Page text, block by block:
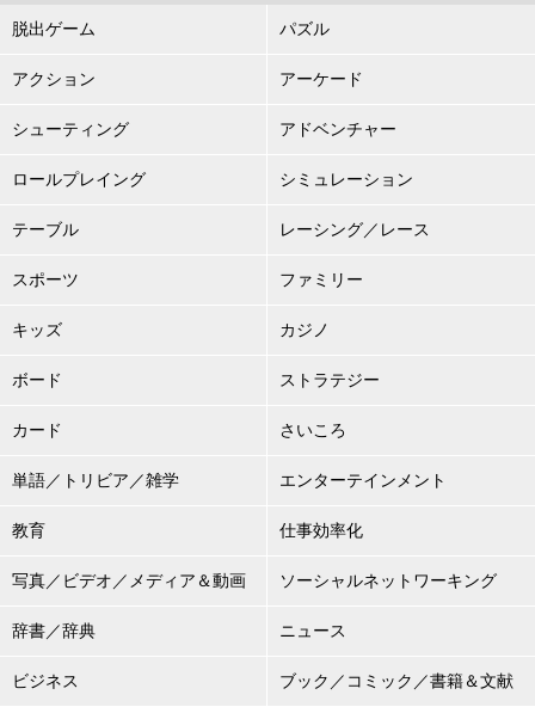
脱出ゲーム パズル
アクション アーケード
シューティング アドベンチャー
ロールプレイング シミュレーション
テーブル レーシング／レース
スポーツ ファミリー
キッズ カジノ
ボード ストラテジー
カード さいころ
単語／トリビア／雑学 エンターテインメント
教育 仕事効率化
写真／ビデオ／メディア＆動画 ソーシャルネットワーキング
辞書／辞典 ニュース
ビジネス ブック／コミック／書籍＆文献